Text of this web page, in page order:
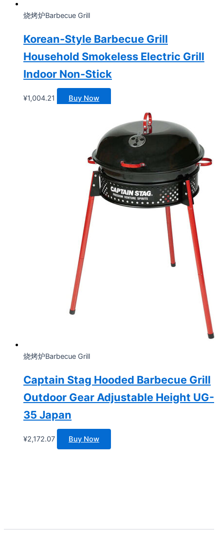
烧烤炉Barbecue Grill
Korean-Style Barbecue Grill
Household Smokeless Electric Grill
Indoor Non-Stick
¥1,004.21 Buy Now
烧烤炉Barbecue Grill
Captain Stag Hooded Barbecue Grill
Outdoor Gear Adjustable Height UG-
35 Japan
¥2,172.07 Buy Now